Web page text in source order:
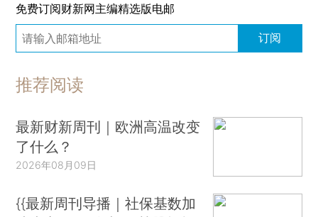
免费订阅财新网主编精选版电邮
订阅
推荐阅读
最新财新周刊｜欧洲高温改变
了什么？
2026年08月09日
{{最新周刊导播｜社保基数加